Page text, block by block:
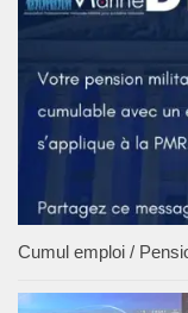
Cumul emploi /